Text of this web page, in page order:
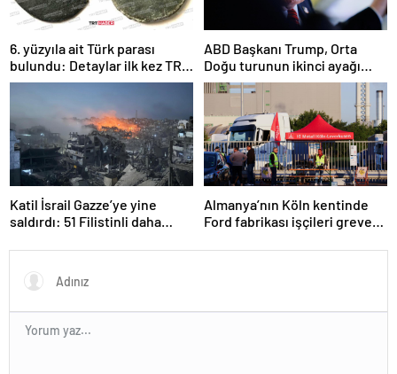
6. yüzyıla ait Türk parası
bulundu: Detaylar ilk kez TRT
Haber’de
ABD Başkanı Trump, Orta
Doğu turunun ikinci ayağı
Katar’da
Katil İsrail Gazze’ye yine
saldırdı: 51 Filistinli daha
Almanya’nın Köln kentinde
Ford fabrikası işçileri greve